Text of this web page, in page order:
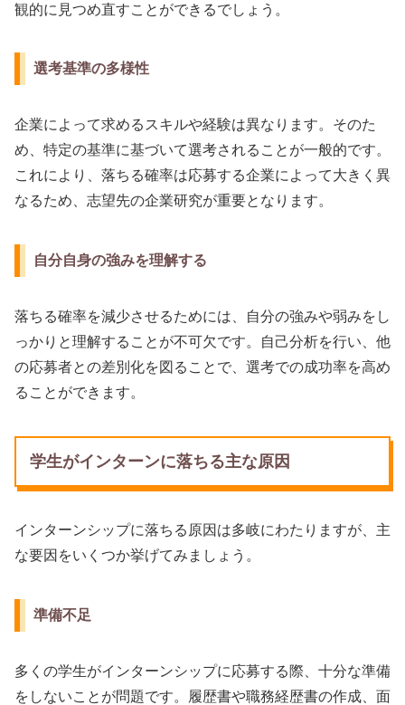
観的に見つめ直すことができるでしょう。
選考基準の多様性
企業によって求めるスキルや経験は異なります。そのた
め、特定の基準に基づいて選考されることが一般的です。
これにより、落ちる確率は応募する企業によって大きく異
なるため、志望先の企業研究が重要となります。
自分自身の強みを理解する
落ちる確率を減少させるためには、自分の強みや弱みをし
っかりと理解することが不可欠です。自己分析を行い、他
の応募者との差別化を図ることで、選考での成功率を高め
ることができます。
学生がインターンに落ちる主な原因
インターンシップに落ちる原因は多岐にわたりますが、主
な要因をいくつか挙げてみましょう。
準備不足
多くの学生がインターンシップに応募する際、十分な準備
をしないことが問題です。履歴書や職務経歴書の作成、面